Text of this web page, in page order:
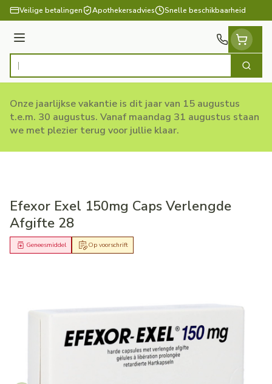
Ga naar de inhoud
Veilige betalingen Apothekersadvies Snelle beschikbaarheid
Menu
Product, merk, categorie... Zoek
Onze jaarlijkse vakantie is dit jaar van 15 augustus
t.e.m. 30 augustus. Vanaf maandag 31 augustus staan
we met plezier terug voor jullie klaar.
Efexor Exel 150mg Caps Verlengde
Afgifte 28
Op voorschrift
Geneesmiddel